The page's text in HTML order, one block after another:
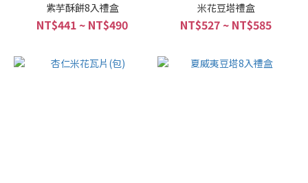
紫芋酥餅8入禮盒
NT$441 ~ NT$490
米花豆塔禮盒
NT$527 ~ NT$585